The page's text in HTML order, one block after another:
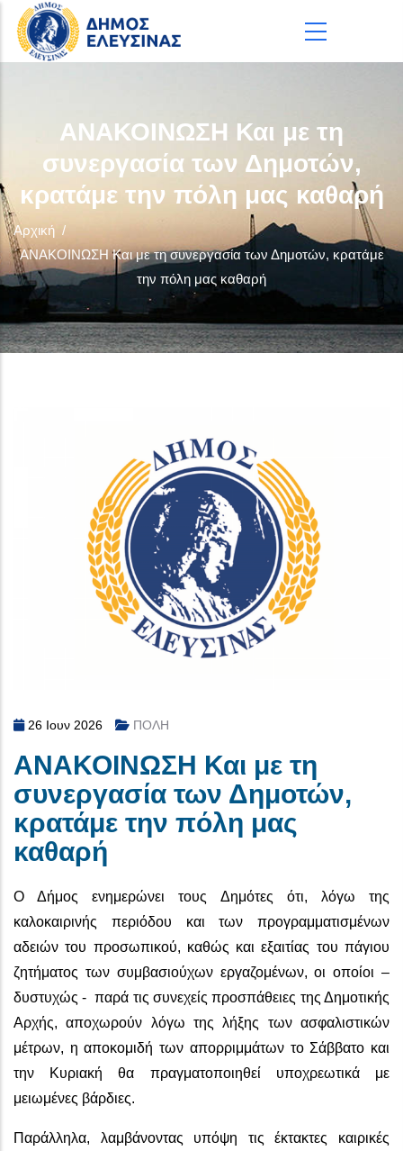
Παράκαμψη προς το κυρίως περιεχόμενο
ΑΝΑΚΟΙΝΩΣΗ Και με τη
συνεργασία των Δημοτών,
κρατάμε την πόλη μας καθαρή
Αρχική /
ΑΝΑΚΟΙΝΩΣΗ Και με τη συνεργασία των Δημοτών, κρατάμε
την πόλη μας καθαρή
26 Ιουν 2026 ΠΟΛΗ
ΑΝΑΚΟΙΝΩΣΗ Και με τη
συνεργασία των Δημοτών,
κρατάμε την πόλη μας
καθαρή
Ο Δήμος ενημερώνει τους Δημότες ότι, λόγω της
καλοκαιρινής περιόδου και των προγραμματισμένων
αδειών του προσωπικού, καθώς και εξαιτίας του πάγιου
ζητήματος των συμβασιούχων εργαζομένων, οι οποίοι –
δυστυχώς - παρά τις συνεχείς προσπάθειες της Δημοτικής
Αρχής, αποχωρούν λόγω της λήξης των ασφαλιστικών
μέτρων, η αποκομιδή των απορριμμάτων το Σάββατο και
την Κυριακή θα πραγματοποιηθεί υποχρεωτικά με
μειωμένες βάρδιες.
Παράλληλα, λαμβάνοντας υπόψη τις έκτακτες καιρικές